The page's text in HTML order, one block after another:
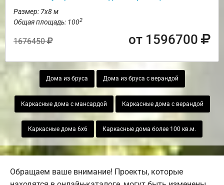
Размер: 7х8 м
Общая площадь: 1002
1676450 от 1596700
Дома из бруса Дома из бруса с верандой
Каркасные дома с мансардой Каркасные дома с верандой
Каркасные дома 6х6 Каркасные дома более 100 кв.м.
Обращаем ваше внимание! Проекты, которые